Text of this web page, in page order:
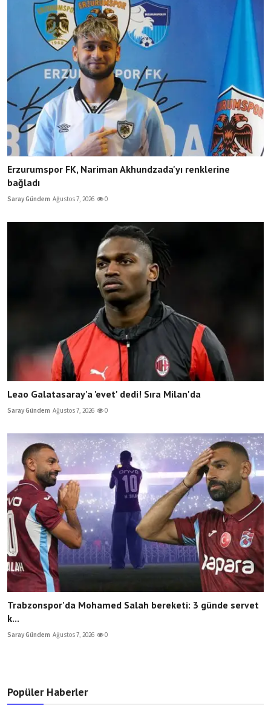
Erzurumspor FK, Nariman Akhundzada'yı renklerine
bağladı
Saray Gündem Ağustos 7, 2026 0
Leao Galatasaray'a 'evet' dedi! Sıra Milan'da
Saray Gündem Ağustos 7, 2026 0
Trabzonspor'da Mohamed Salah bereketi: 3 günde servet
k...
Saray Gündem Ağustos 7, 2026 0
Popüler Haberler